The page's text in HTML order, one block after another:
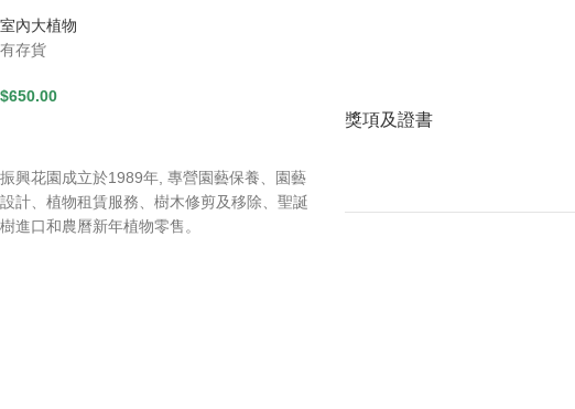
室內大植物
有存貨
$650.00
振興花園成立於1989年, 專營園藝保養、園藝
設計、植物租賃服務、樹木修剪及移除、聖誕
樹進口和農曆新年植物零售。
獎項及證書